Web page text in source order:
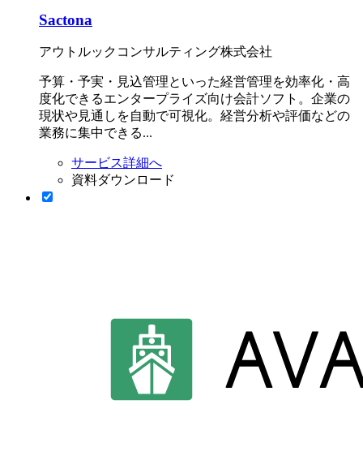
Sactona
アウトルックコンサルティング株式会社
予算・予実・見込管理といった経営管理を効率化・高
度化できるエンタープライズ向け会計ソフト。企業の
現状や見通しを自動で可視化。経営分析や評価などの
業務に集中できる...
サービス詳細へ
資料ダウンロード